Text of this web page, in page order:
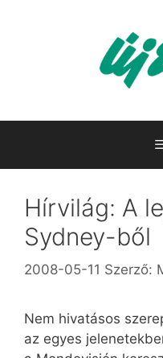
Hírvilág: A
Sydney-ből
2008-05-11 Szerző:
Nem hivatásos
az egyes